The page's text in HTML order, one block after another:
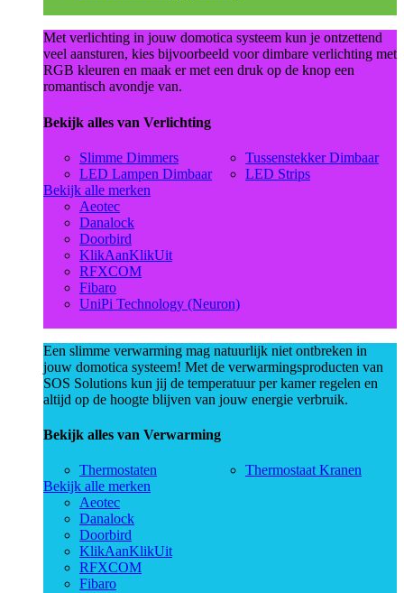
Met verlichting in jouw domotica systeem kun je ontzettend
veel aansturen, kies bijvoorbeeld voor dimbare verlichting met
RGB kleuren en maak er met een druk op de knop een
romantisch avondje van.
Bekijk alles van Verlichting
Slimme Dimmers
LED Lampen Dimbaar
Tussenstekker Dimbaar
LED Strips
Bekijk alle merken
Aeotec
Danalock
Doorbird
KlikAanKlikUit
RFXCOM
Fibaro
UniPi Technology (Neuron)
Een slimme verwarming mag natuurlijk niet ontbreken in
jouw domotica systeem! Met de verwarmingsproducten van
SOS Solutions kun jij de temperatuur per kamer regelen en
altijd op de hoogte blijven van jouw energie verbruik.
Bekijk alles van Verwarming
Thermostaten
Thermostaat Kranen
Bekijk alle merken
Aeotec
Danalock
Doorbird
KlikAanKlikUit
RFXCOM
Fibaro